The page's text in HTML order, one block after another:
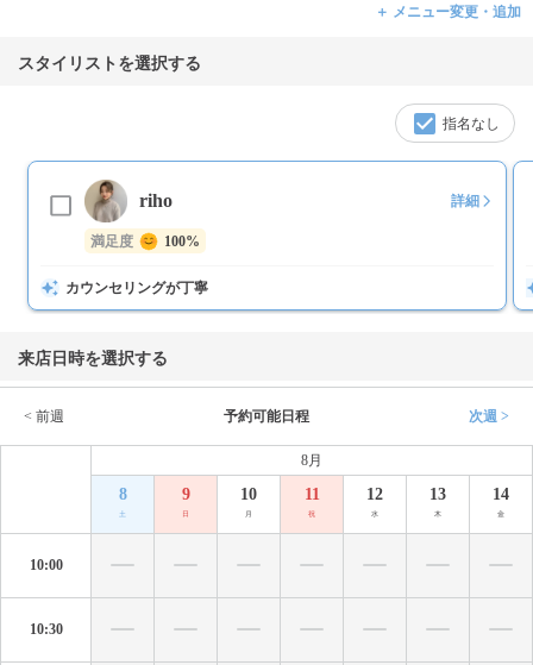
＋ メニュー変更・追加
スタイリストを選択する
指名なし
riho 詳細
満足度 100%
カウンセリングが丁寧
来店日時を選択する
< 前週 予約可能日程 次週 >
8月
8
土
9
日
10
月
11
祝
12
水
13
木
14
金
10:00
10:30